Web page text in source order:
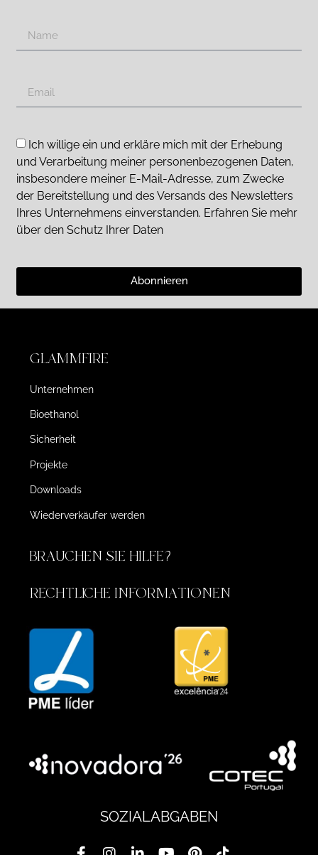
Ich willige ein und erkläre mich mit der Erhebung
und Verarbeitung meiner personenbezogenen Daten,
insbesondere meiner E-Mail-Adresse, zum Zwecke
der Bereitstellung und des Versands des Newsletters
Ihres Unternehmens einverstanden. Erfahren Sie mehr
über den Schutz Ihrer Daten
Abonnieren
GLAMMFIRE
Unternehmen
Bioethanol
Sicherheit
Projekte
Downloads
Wiederverkäufer werden
BRAUCHEN SIE HILFE?
RECHTLICHE INFORMATIONEN
SOZIALABGABEN